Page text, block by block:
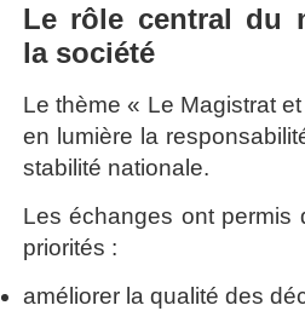
Le rôle central du
la société
Le thème « Le Magistrat
en lumière la
stabilité nationale.
Les échanges ont permis
priorités :
améliorer la qualité des